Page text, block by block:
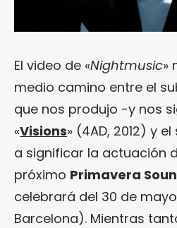
El video de «Nightmusic»
medio camino entre el
que nos produjo -y nos
«Visions» (4AD, 2012) y
a significar la actuación
próximo Primavera
celebrará del 30 de
Barcelona). Mientras